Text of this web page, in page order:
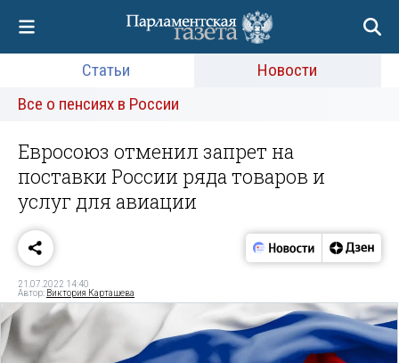
Статьи
Новости
Все о пенсиях в России
Евросоюз отменил запрет на
поставки России ряда товаров и
услуг для авиации
21.07.2022 14:40
Автор: Виктория Карташева